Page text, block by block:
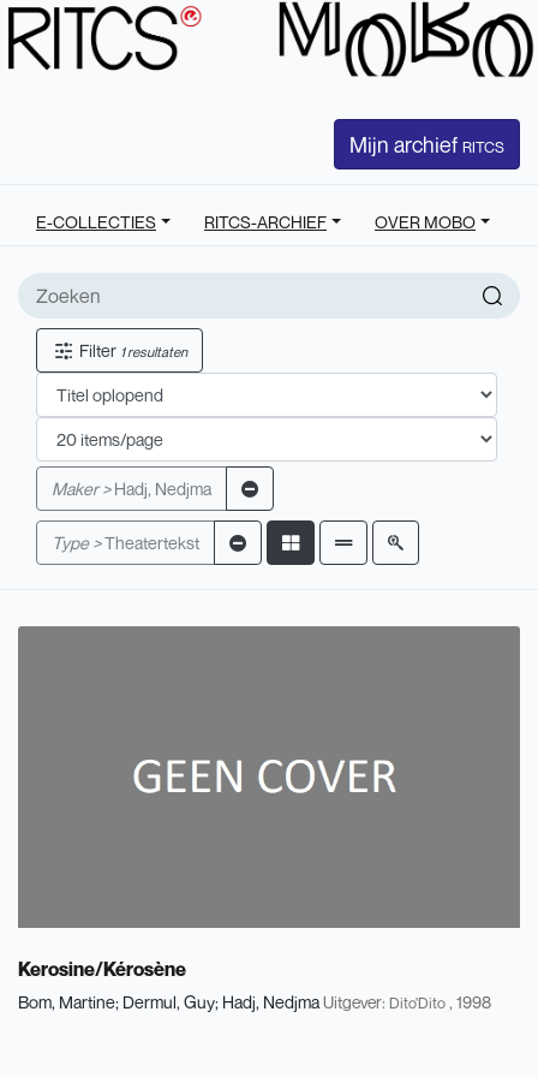
Mijn archief RITCS
E-COLLECTIES RITCS-ARCHIEF OVER MOBO
Filter 1 resultaten
Maker > Hadj, Nedjma
Type >Theatertekst
Kerosine/Kérosène
Bom, Martine Dermul, Guy Hadj, NedjmaUitgever: Dito'Dito , 1998